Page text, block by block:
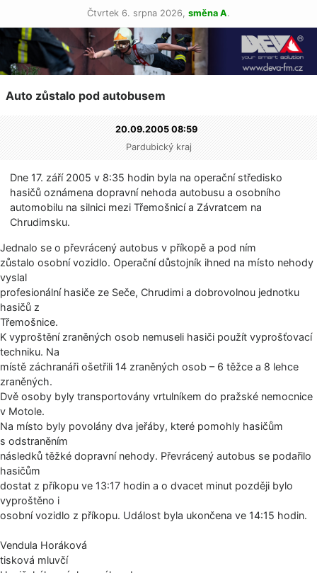
Čtvrtek 6. srpna 2026, směna A.
Auto zůstalo pod autobusem
20.09.2005 08:59
Pardubický kraj
Dne 17. září 2005 v 8:35 hodin byla na operační středisko
hasičů oznámena dopravní nehoda autobusu a osobního
automobilu na silnici mezi Třemošnicí a Závratcem na
Chrudimsku.
Jednalo se o převrácený autobus v příkopě a pod ním
zůstalo osobní vozidlo. Operační důstojník ihned na místo nehody
vyslal
profesionální hasiče ze Seče, Chrudimi a dobrovolnou jednotku
hasičů z
Třemošnice.
K vyproštění zraněných osob nemuseli hasiči použít vyprošťovací
techniku. Na
místě záchranáři ošetřili 14 zraněných osob – 6 těžce a 8 lehce
zraněných.
Dvě osoby byly transportovány vrtulníkem do pražské nemocnice
v Motole.
Na místo byly povolány dva jeřáby, které pomohly hasičům
s odstraněním
následků těžké dopravní nehody. Převrácený autobus se podařilo
hasičům
dostat z příkopu ve 13:17 hodin a o dvacet minut později bylo
vyproštěno i
osobní vozidlo z příkopu. Událost byla ukončena ve 14:15 hodin.
Vendula Horáková
tisková mluvčí